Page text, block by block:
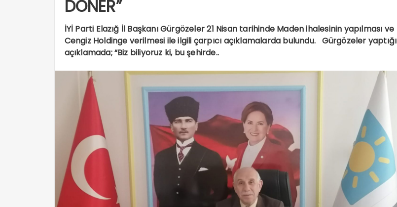
DÖNER”
İYİ Parti Elazığ İl Başkanı Gürgözeler 21 Nisan tarihinde Maden ihalesinin yapılması ve
Cengiz Holdinge verilmesi ile ilgili çarpıcı açıklamalarda bulundu. Gürgözeler yaptığı
açıklamada; “Biz biliyoruz ki, bu şehirde..